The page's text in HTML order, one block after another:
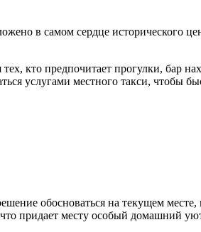
в самом сердце исторического
кто предпочитает прогулки, бар
услугами местного такси, чтобы
обосноваться на текущем месте,
придает месту особый домашний